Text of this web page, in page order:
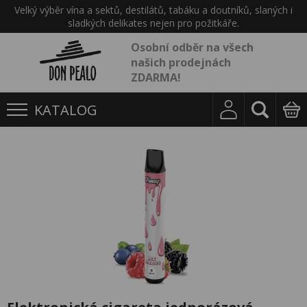
Velký výběr vína a sektů, destilátů, tabáku a doutníků, slaných i
sladkých delikates nejen pro požitkáře.
Osobní odběr na všech
našich prodejnách
ZDARMA!
KATALOG